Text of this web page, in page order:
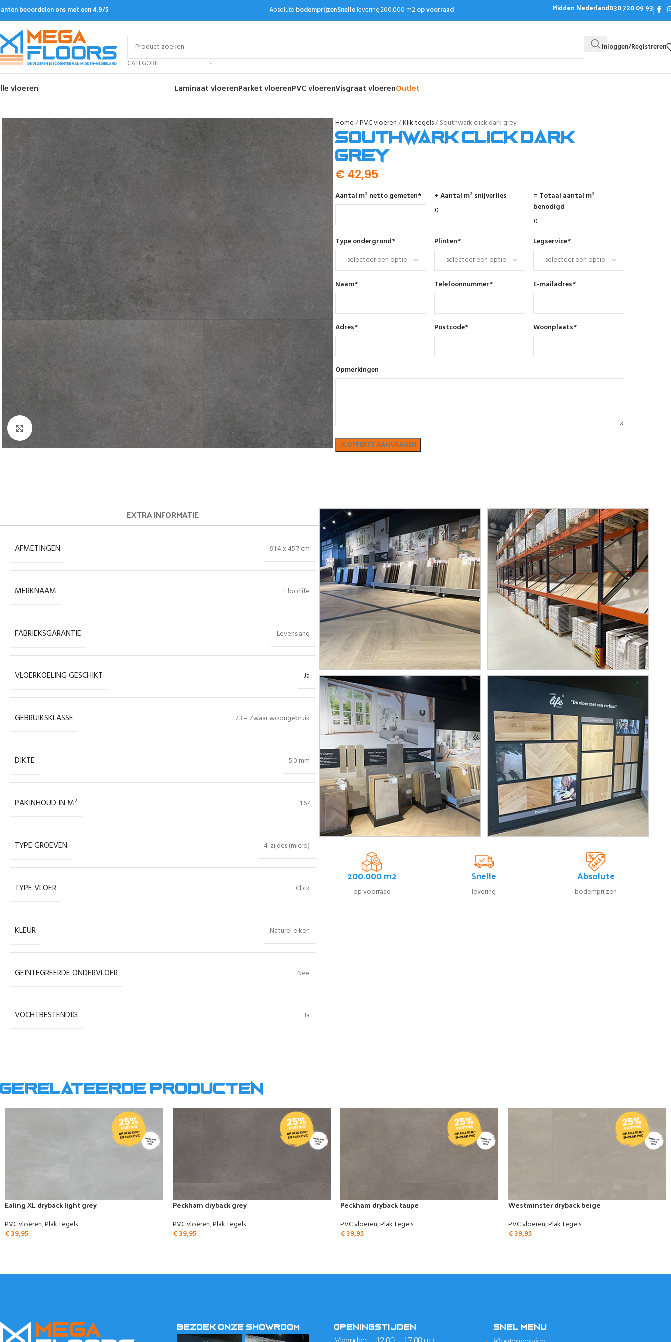
beoordelen ons met een 4.9/5 Absolute bodemprijzenSnellelevering200.000 m2op voorraad Midden Nederland030 720 09 93
CATEGORIE
Inloggen/Registreren
vloeren Laminaat vloerenParket vloerenPVC vloerenVisgraat vloerenOutlet
Home PVC vloeren Klik tegels Southwark click dark grey
Southwark click dark
grey
€42,95
Aantal m² netto gemeten* + Aantal m² snijverlies
= Totaal aantal m²
benodigd
Type ondergrond* Plinten* Legservice*
Naam* Telefoonnummer* E-mailadres*
Adres* Postcode* Woonplaats*
Opmerkingen
Afbeelding vergroten
EXTRA INFORMATIE
AFMETINGEN 91.4 x 45.7 cm
MERKNAAM Floorlife
FABRIEKSGARANTIE Levenslang
VLOERKOELING GESCHIKT Ja
GEBRUIKSKLASSE 23 – Zwaar woongebruik
DIKTE 5.0 mm
PAKINHOUD IN M² 1.67
TYPE GROEVEN 4-zijdes (micro)
TYPE VLOER Click
KLEUR Naturel eiken
GEÏNTEGREERDE ONDERVLOER Nee
VOCHTBESTENDIG Ja
200.000 m2
op voorraad
Snelle
levering
Absolute
bodemprijzen
Gerelateerde producten
Ealing XL dryback light grey
PVC vloeren,Plak tegels
€39,95
Peckham dryback grey
PVC vloeren,Plak tegels
€39,95
Peckham dryback taupe
PVC vloeren,Plak tegels
€39,95
Westminster dryback beige
PVC vloeren,Plak tegels
€39,95
BEZOEK ONZE SHOWROOM OPENINGSTIJDEN
Maandag 12.00 – 17.00 uur
SNEL MENU